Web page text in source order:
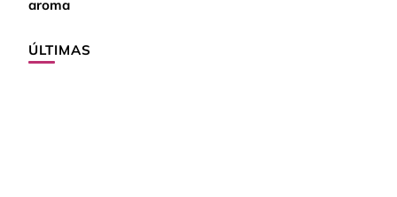
aroma
ÚLTIMAS